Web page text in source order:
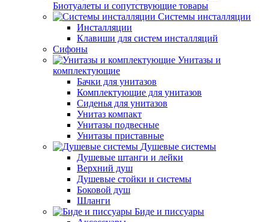
Биотуалеты и сопутствующие товары
Системы инсталляции
Инсталляции
Клавиши для систем инсталляций
Сифоны
Унитазы и
комплектующие
Бачки для унитазов
Комплектующие для унитазов
Сиденья для унитазов
Унитаз компакт
Унитазы подвесные
Унитазы приставные
Душевые системы
Душевые штанги и лейки
Верхний душ
Душевые стойки и системы
Боковой душ
Шланги
Биде и писсуары